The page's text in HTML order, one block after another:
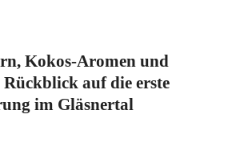
Kokos-Aromen und
auf die erste
im Gläsnertal